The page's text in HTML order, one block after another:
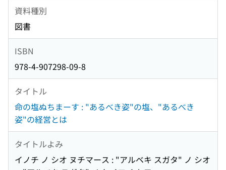
資料種別
図書
ISBN
978-4-907298-09-8
タイトル
命の塩ぬちまーす : "あるべき姿"の塩、"あるべき
姿"の経営とは
タイトルよみ
イノチ ノ シオ ヌチマース : "アルベキ スガタ" ノ シオ